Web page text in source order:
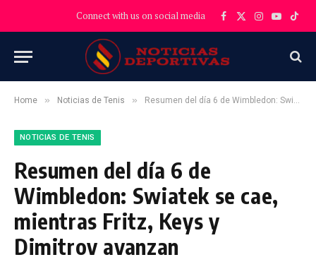
Connect with us on social media Facebook
X
Instagram
YouTube
Home » Noticias de Tenis » Resumen del día 6 de Wimbledon: Swiatek se cae, mientras Fritz, Keys y Dimitrov avanzan
NOTICIAS DE TENIS
Resumen del día 6 de
Wimbledon: Swiatek se cae,
mientras Fritz, Keys y
Dimitrov avanzan